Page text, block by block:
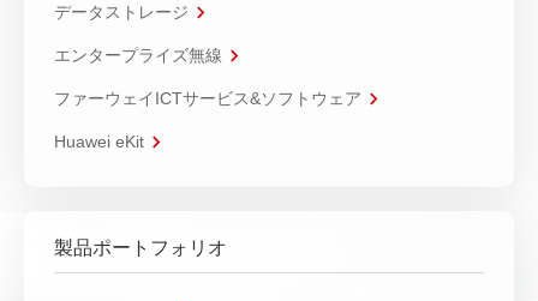
データストレージ
エンタープライズ無線
ファーウェイICTサービス&ソフトウェア
Huawei eKit
製品ポートフォリオ